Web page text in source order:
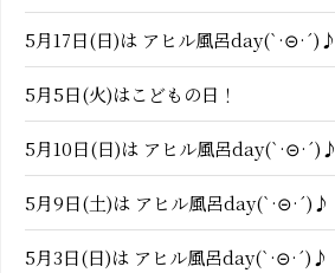
5月17日(日)は アヒル風呂day(`·⊝·´)♪
5月5日(火)はこどもの日！
5月10日(日)は アヒル風呂day(`·⊝·´)♪
5月9日(土)は アヒル風呂day(`·⊝·´)♪
5月3日(日)は アヒル風呂day(`·⊝·´)♪